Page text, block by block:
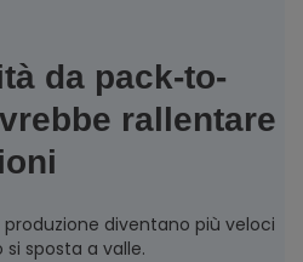
da pack-to-
rallentare
diventano più veloci
sposta a valle.